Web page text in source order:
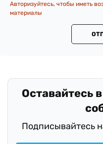
Авторизуйтесь, чтобы иметь
материалы
Оставайтесь
Подписывайтесь